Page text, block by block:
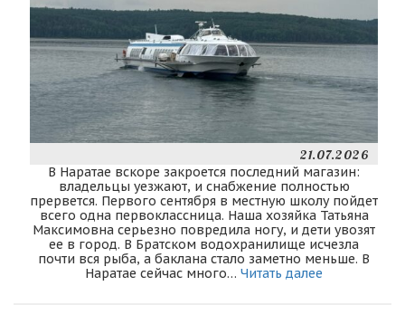
21.07.2026
В Наратае вскоре закроется последний магазин:
владельцы уезжают, и снабжение полностью
прервется. Первого сентября в местную школу пойдет
всего одна первоклассница. Наша хозяйка Татьяна
Максимовна серьезно повредила ногу, и дети увозят
ее в город. В Братском водохранилище исчезла
почти вся рыба, а баклана стало заметно меньше. В
Наратае сейчас много… Читать далее